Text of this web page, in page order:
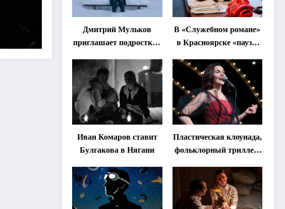
Дмитрий Мульков
приглашает подростков
«спектакль-
солостальгию»
В «Служебном романе»
в Красноярске «паузы
Иван Комаров ставит
Булгакова в Нягани
Пластическая клоунада,
фольклорный триллер,
Что покажут на втором
этапе фестиваля
«Монокль»